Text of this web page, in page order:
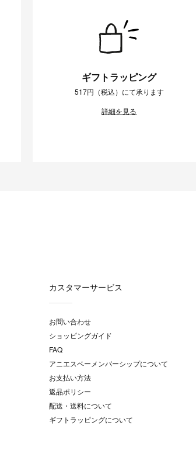
ギフトラッピング
517円（税込）にて承ります
詳細を見る
カスタマーサービス
お問い合わせ
ショッピングガイド
FAQ
アニエスベーメンバーシップについて
お支払い方法
返品ポリシー
配送・送料について
ギフトラッピングについて